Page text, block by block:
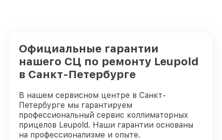
Официальные гарантии
нашего СЦ по ремонту Leupold
в Санкт-Петербурге
В нашем сервисном центре в Санкт-
Петербурге мы гарантируем
профессиональный сервис коллиматорных
прицелов Leupold. Наши гарантии основаны
на профессионализме и опыте.